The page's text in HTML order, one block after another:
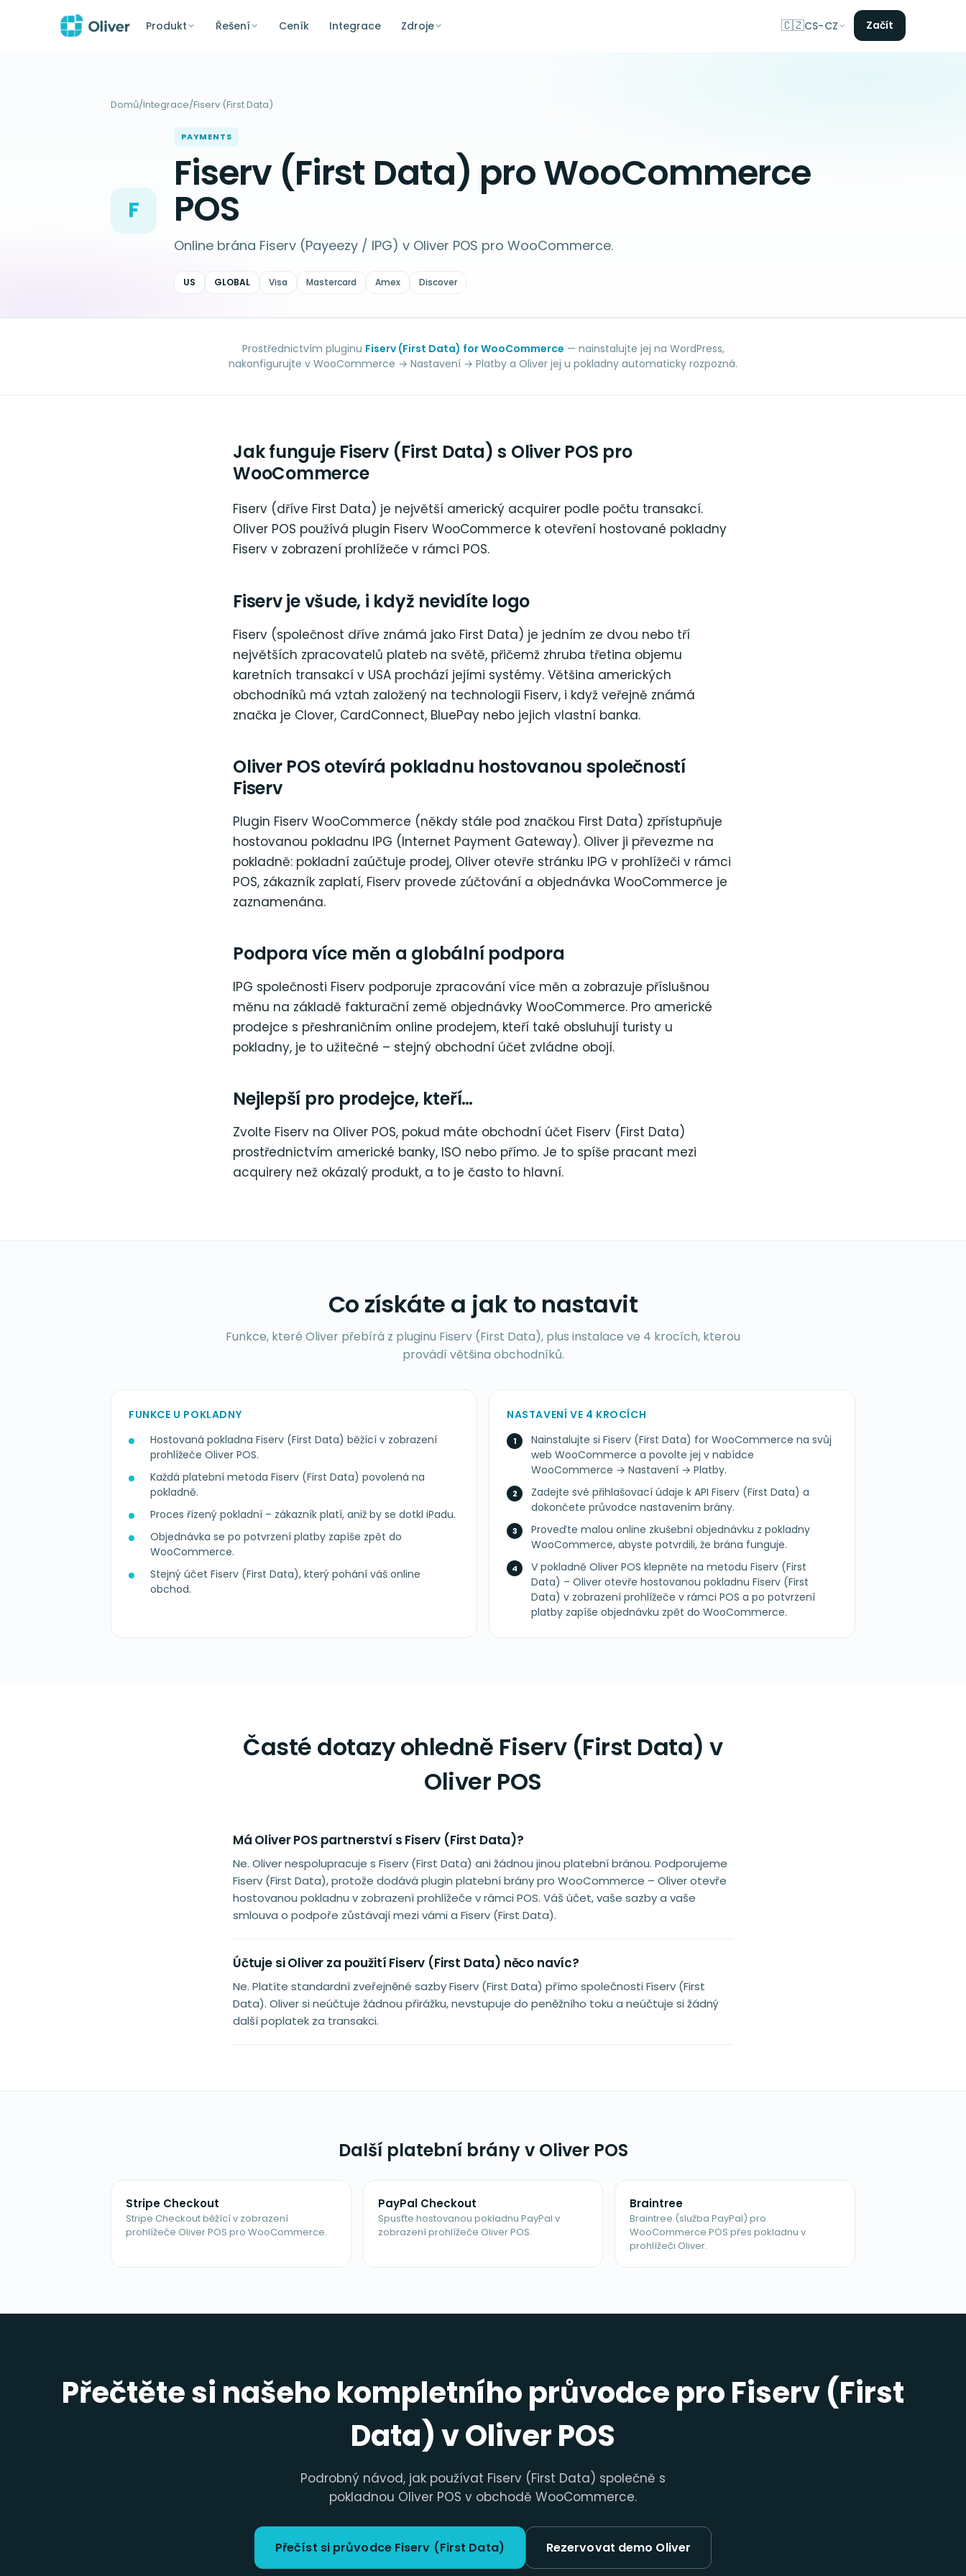
Produkt Řešení Ceník Integrace Zdroje 🇨🇿CS-CZ Začít
Domů/Integrace/Fiserv (First Data)
F
PAYMENTS
Fiserv (First Data) pro WooCommerce
POS
Online brána Fiserv (Payeezy / IPG) v Oliver POS pro WooCommerce.
US GLOBAL Visa Mastercard Amex Discover
Prostřednictvím pluginu Fiserv (First Data) for WooCommerce — nainstalujte jej na WordPress,
nakonfigurujte v WooCommerce → Nastavení → Platby a Oliver jej u pokladny automaticky rozpozná.
Jak funguje Fiserv (First Data) s Oliver POS pro
WooCommerce
Fiserv (dříve First Data) je největší americký acquirer podle počtu transakcí.
Oliver POS používá plugin Fiserv WooCommerce k otevření hostované pokladny
Fiserv v zobrazení prohlížeče v rámci POS.
Fiserv je všude, i když nevidíte logo
Fiserv (společnost dříve známá jako First Data) je jedním ze dvou nebo tří
největších zpracovatelů plateb na světě, přičemž zhruba třetina objemu
karetních transakcí v USA prochází jejími systémy. Většina amerických
obchodníků má vztah založený na technologii Fiserv, i když veřejně známá
značka je Clover, CardConnect, BluePay nebo jejich vlastní banka.
Oliver POS otevírá pokladnu hostovanou společností
Fiserv
Plugin Fiserv WooCommerce (někdy stále pod značkou First Data) zpřístupňuje
hostovanou pokladnu IPG (Internet Payment Gateway). Oliver ji převezme na
pokladně: pokladní zaúčtuje prodej, Oliver otevře stránku IPG v prohlížeči v rámci
POS, zákazník zaplatí, Fiserv provede zúčtování a objednávka WooCommerce je
zaznamenána.
Podpora více měn a globální podpora
IPG společnosti Fiserv podporuje zpracování více měn a zobrazuje příslušnou
měnu na základě fakturační země objednávky WooCommerce. Pro americké
prodejce s přeshraničním online prodejem, kteří také obsluhují turisty u
pokladny, je to užitečné – stejný obchodní účet zvládne obojí.
Nejlepší pro prodejce, kteří…
Zvolte Fiserv na Oliver POS, pokud máte obchodní účet Fiserv (First Data)
prostřednictvím americké banky, ISO nebo přímo. Je to spíše pracant mezi
acquirery než okázalý produkt, a to je často to hlavní.
Co získáte a jak to nastavit
Funkce, které Oliver přebírá z pluginu Fiserv (First Data), plus instalace ve 4 krocích, kterou
provádí většina obchodníků.
FUNKCE U POKLADNY
Hostovaná pokladna Fiserv (First Data) běžící v zobrazení
prohlížeče Oliver POS.
Každá platební metoda Fiserv (First Data) povolená na
pokladně.
Proces řízený pokladní – zákazník platí, aniž by se dotkl iPadu.
Objednávka se po potvrzení platby zapíše zpět do
WooCommerce.
Stejný účet Fiserv (First Data), který pohání váš online
obchod.
NASTAVENÍ VE 4 KROCÍCH
Nainstalujte si Fiserv (First Data) for WooCommerce na svůj
web WooCommerce a povolte jej v nabídce
WooCommerce → Nastavení → Platby.
Zadejte své přihlašovací údaje k API Fiserv (First Data) a
dokončete průvodce nastavením brány.
Proveďte malou online zkušební objednávku z pokladny
WooCommerce, abyste potvrdili, že brána funguje.
V pokladně Oliver POS klepněte na metodu Fiserv (First
Data) – Oliver otevře hostovanou pokladnu Fiserv (First
Data) v zobrazení prohlížeče v rámci POS a po potvrzení
platby zapíše objednávku zpět do WooCommerce.
Časté dotazy ohledně Fiserv (First Data) v
Oliver POS
Má Oliver POS partnerství s Fiserv (First Data)?
Ne. Oliver nespolupracuje s Fiserv (First Data) ani žádnou jinou platební bránou. Podporujeme
Fiserv (First Data), protože dodává plugin platební brány pro WooCommerce – Oliver otevře
hostovanou pokladnu v zobrazení prohlížeče v rámci POS. Váš účet, vaše sazby a vaše
smlouva o podpoře zůstávají mezi vámi a Fiserv (First Data).
Účtuje si Oliver za použití Fiserv (First Data) něco navíc?
Ne. Platíte standardní zveřejněné sazby Fiserv (First Data) přímo společnosti Fiserv (First
Data). Oliver si neúčtuje žádnou přirážku, nevstupuje do peněžního toku a neúčtuje si žádný
další poplatek za transakci.
Další platební brány v Oliver POS
Stripe Checkout
Stripe Checkout běžící v zobrazení
prohlížeče Oliver POS pro WooCommerce.
PayPal Checkout
Spusťte hostovanou pokladnu PayPal v
zobrazení prohlížeče Oliver POS.
Braintree
Braintree (služba PayPal) pro
WooCommerce POS přes pokladnu v
prohlížeči Oliver.
Přečtěte si našeho kompletního průvodce pro Fiserv (First
Data) v Oliver POS
Podrobný návod, jak používat Fiserv (First Data) společně s
pokladnou Oliver POS v obchodě WooCommerce.
Přečíst si průvodce Fiserv (First Data) Rezervovat demo Oliver